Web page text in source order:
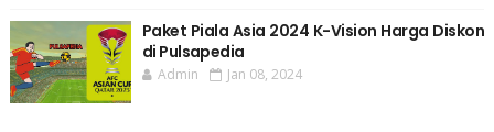
Paket Piala Asia 2024 K-Vision Harga Diskon
di Pulsapedia
Admin Jan 08, 2024